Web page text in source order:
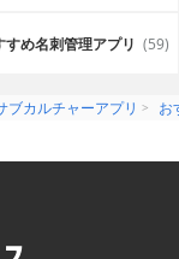
すめ名刺管理アプリ (59)
ブカルチャーアプリ
お